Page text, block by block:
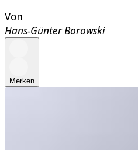
Von
Hans-Günter Borowski
Merken